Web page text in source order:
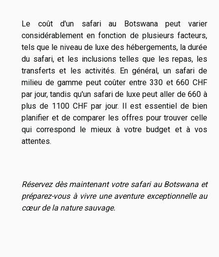
Le coût d'un safari au Botswana peut varier
considérablement en fonction de plusieurs facteurs,
tels que le niveau de luxe des hébergements, la durée
du safari, et les inclusions telles que les repas, les
transferts et les activités. En général, un safari de
milieu de gamme peut coûter entre 330 et 660 CHF
par jour, tandis qu'un safari de luxe peut aller de 660 à
plus de 1100 CHF par jour. Il est essentiel de bien
planifier et de comparer les offres pour trouver celle
qui correspond le mieux à votre budget et à vos
attentes.
Réservez dès maintenant votre safari au Botswana et
préparez-vous à vivre une aventure exceptionnelle au
cœur de la nature sauvage.